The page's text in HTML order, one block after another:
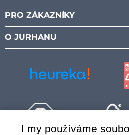
PRO ZÁKAZNÍKY
O JURHANU
I my používáme